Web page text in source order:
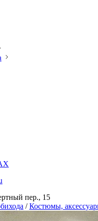
пер., 15
/ Костюмы,